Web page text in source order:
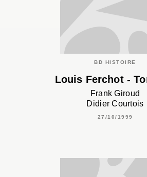
BD HISTOIRE
Louis Ferchot -
Frank Giroud
Didier Courtois
27/10/1999